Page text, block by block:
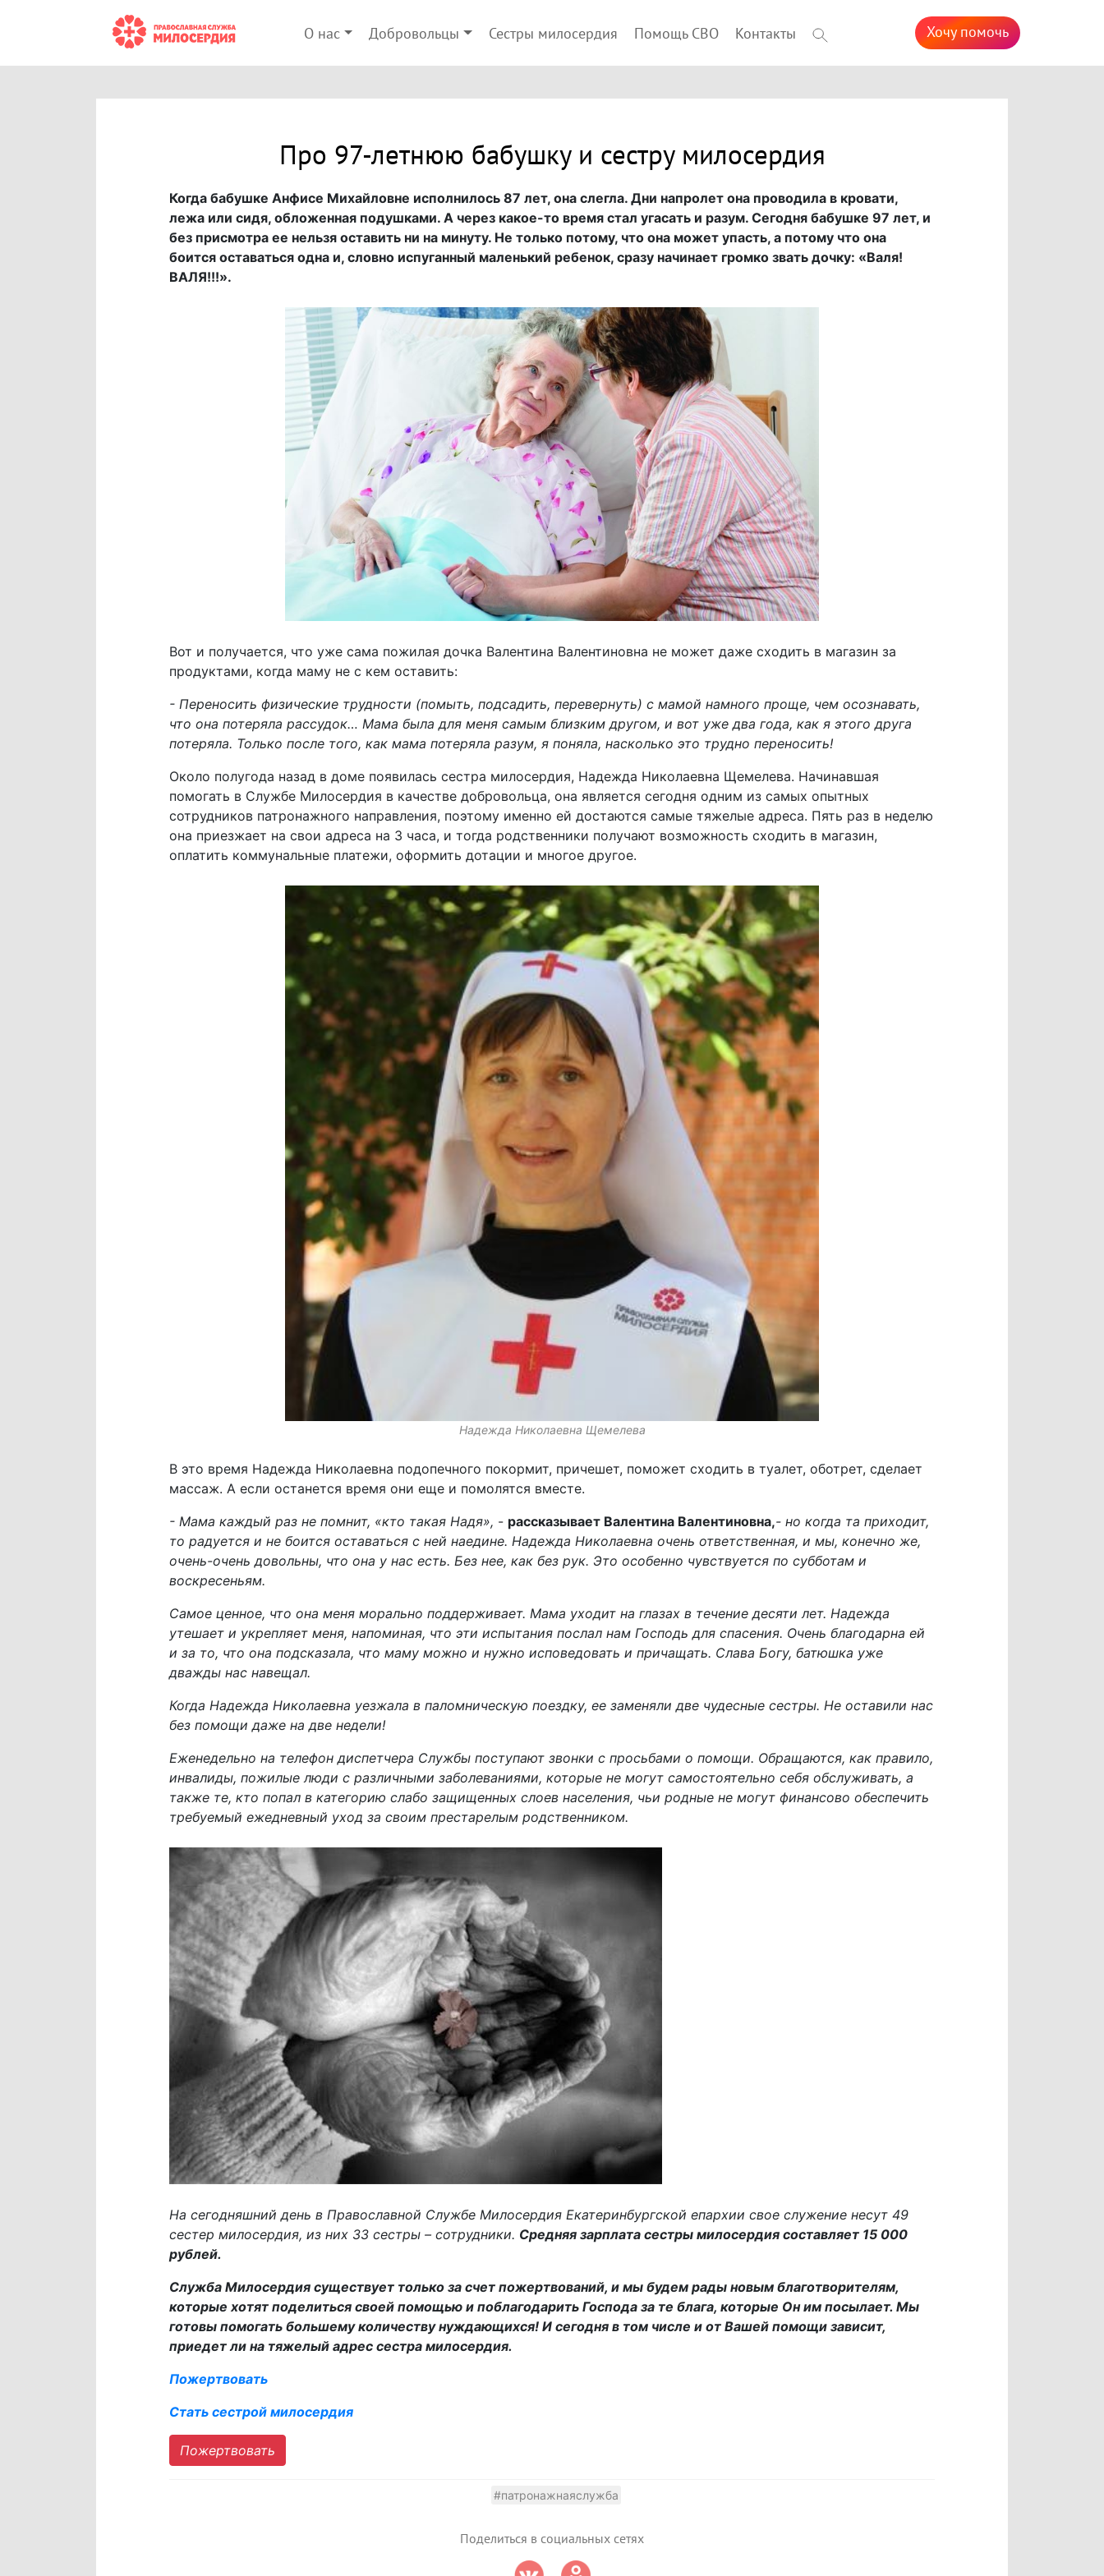
О нас Добровольцы Сестры милосердия Помощь СВО Контакты Хочу помочь
Про 97-летнюю бабушку и сестру милосердия
Когда бабушке Анфисе Михайловне исполнилось 87 лет, она слегла. Дни напролет она проводила в кровати,
лежа или сидя, обложенная подушками. А через какое-то время стал угасать и разум. Сегодня бабушке 97 лет, и
без присмотра ее нельзя оставить ни на минуту. Не только потому, что она может упасть, а потому что она
боится оставаться одна и, словно испуганный маленький ребенок, сразу начинает громко звать дочку: «Валя!
ВАЛЯ!!!».
Вот и получается, что уже сама пожилая дочка Валентина Валентиновна не может даже сходить в магазин за
продуктами, когда маму не с кем оставить:
- Переносить физические трудности (помыть, подсадить, перевернуть) с мамой намного проще, чем осознавать,
что она потеряла рассудок… Мама была для меня самым близким другом, и вот уже два года, как я этого друга
потеряла. Только после того, как мама потеряла разум, я поняла, насколько это трудно переносить!
Около полугода назад в доме появилась сестра милосердия, Надежда Николаевна Щемелева. Начинавшая
помогать в Службе Милосердия в качестве добровольца, она является сегодня одним из самых опытных
сотрудников патронажного направления, поэтому именно ей достаются самые тяжелые адреса. Пять раз в неделю
она приезжает на свои адреса на 3 часа, и тогда родственники получают возможность сходить в магазин,
оплатить коммунальные платежи, оформить дотации и многое другое.
Надежда Николаевна Щемелева
В это время Надежда Николаевна подопечного покормит, причешет, поможет сходить в туалет, оботрет, сделает
массаж. А если останется время они еще и помолятся вместе.
- Мама каждый раз не помнит, «кто такая Надя», - рассказывает Валентина Валентиновна,- но когда та приходит,
то радуется и не боится оставаться с ней наедине. Надежда Николаевна очень ответственная, и мы, конечно же,
очень-очень довольны, что она у нас есть. Без нее, как без рук. Это особенно чувствуется по субботам и
воскресеньям.
Самое ценное, что она меня морально поддерживает. Мама уходит на глазах в течение десяти лет. Надежда
утешает и укрепляет меня, напоминая, что эти испытания послал нам Господь для спасения. Очень благодарна ей
и за то, что она подсказала, что маму можно и нужно исповедовать и причащать. Слава Богу, батюшка уже
дважды нас навещал.
Когда Надежда Николаевна уезжала в паломническую поездку, ее заменяли две чудесные сестры. Не оставили нас
без помощи даже на две недели!
Еженедельно на телефон диспетчера Службы поступают звонки с просьбами о помощи. Обращаются, как правило,
инвалиды, пожилые люди с различными заболеваниями, которые не могут самостоятельно себя обслуживать, а
также те, кто попал в категорию слабо защищенных слоев населения, чьи родные не могут финансово обеспечить
требуемый ежедневный уход за своим престарелым родственником.
На сегодняшний день в Православной Службе Милосердия Екатеринбургской епархии свое служение несут 49
сестер милосердия, из них 33 сестры – сотрудники. Средняя зарплата сестры милосердия составляет 15 000
рублей.
Служба Милосердия существует только за счет пожертвований, и мы будем рады новым благотворителям,
которые хотят поделиться своей помощью и поблагодарить Господа за те блага, которые Он им посылает. Мы
готовы помогать большему количеству нуждающихся! И сегодня в том числе и от Вашей помощи зависит,
приедет ли на тяжелый адрес сестра милосердия.
Пожертвовать
Стать сестрой милосердия
Пожертвовать
#патронажнаяслужба
Поделиться в социальных сетях